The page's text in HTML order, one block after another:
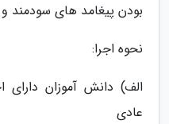
بودن پیغامد های سودمند و
نحوه اجرا:
الف) دانش آموزان
عادی